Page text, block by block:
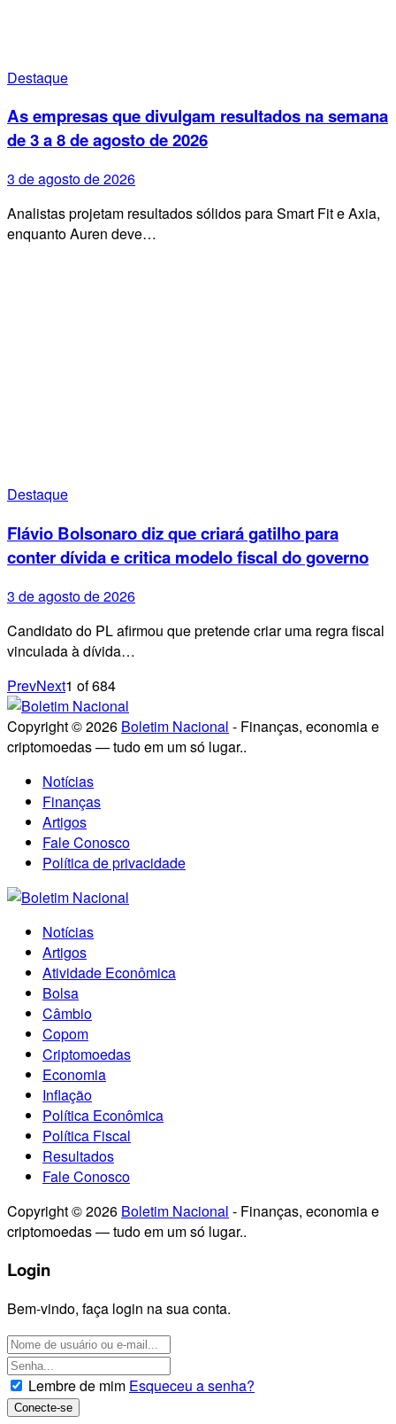
Destaque
As empresas que divulgam resultados na semana
de 3 a 8 de agosto de 2026
3 de agosto de 2026
Analistas projetam resultados sólidos para Smart Fit e Axia,
enquanto Auren deve…
Destaque
Flávio Bolsonaro diz que criará gatilho para
conter dívida e critica modelo fiscal do governo
3 de agosto de 2026
Candidato do PL afirmou que pretende criar uma regra fiscal
vinculada à dívida…
PrevNext1 of684
Copyright © 2026 Boletim Nacional - Finanças, economia e
criptomoedas — tudo em um só lugar..
Notícias
Finanças
Artigos
Fale Conosco
Política de privacidade
Notícias
Artigos
Atividade Econômica
Bolsa
Câmbio
Copom
Criptomoedas
Economia
Inflação
Política Econômica
Política Fiscal
Resultados
Fale Conosco
Copyright © 2026 Boletim Nacional - Finanças, economia e
criptomoedas — tudo em um só lugar..
Login
Bem-vindo, faça login na sua conta.
Lembre de mim Esqueceu a senha?